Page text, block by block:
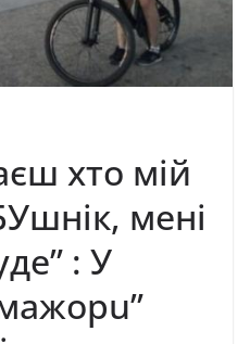
хто мій
мені
: У